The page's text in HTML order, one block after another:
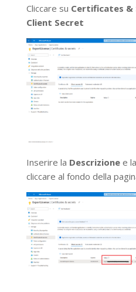
Cliccare su Certificates &
Client Secret
Inserire la Descrizionee la
cliccare al fondo della